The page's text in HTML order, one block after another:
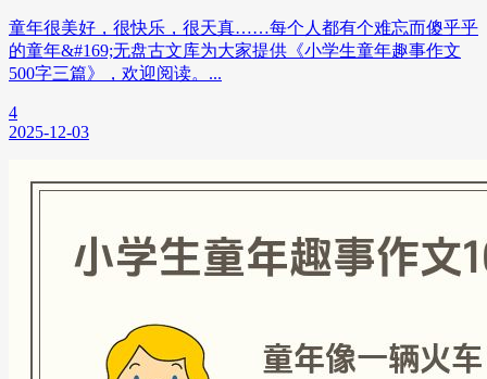
童年很美好，很快乐，很天真……每个人都有个难忘而傻乎乎
的童年&#169;无盘古文库为大家提供《小学生童年趣事作文
500字三篇》，欢迎阅读。...
4
2025-12-03